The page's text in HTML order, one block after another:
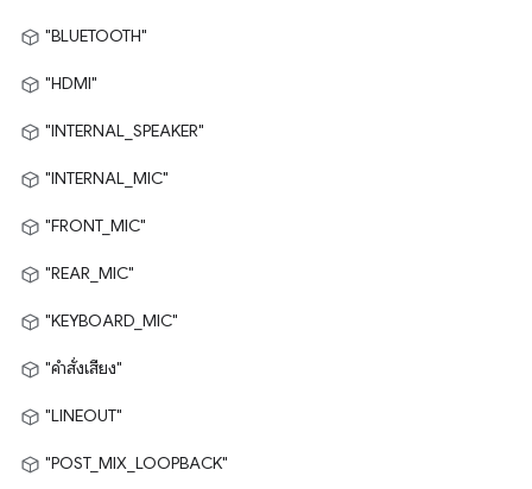
"BLUETOOTH"
"HDMI"
"INTERNAL_SPEAKER"
"INTERNAL_MIC"
"FRONT_MIC"
"REAR_MIC"
"KEYBOARD_MIC"
"คำสั่งเสียง"
"LINEOUT"
"POST_MIX_LOOPBACK"